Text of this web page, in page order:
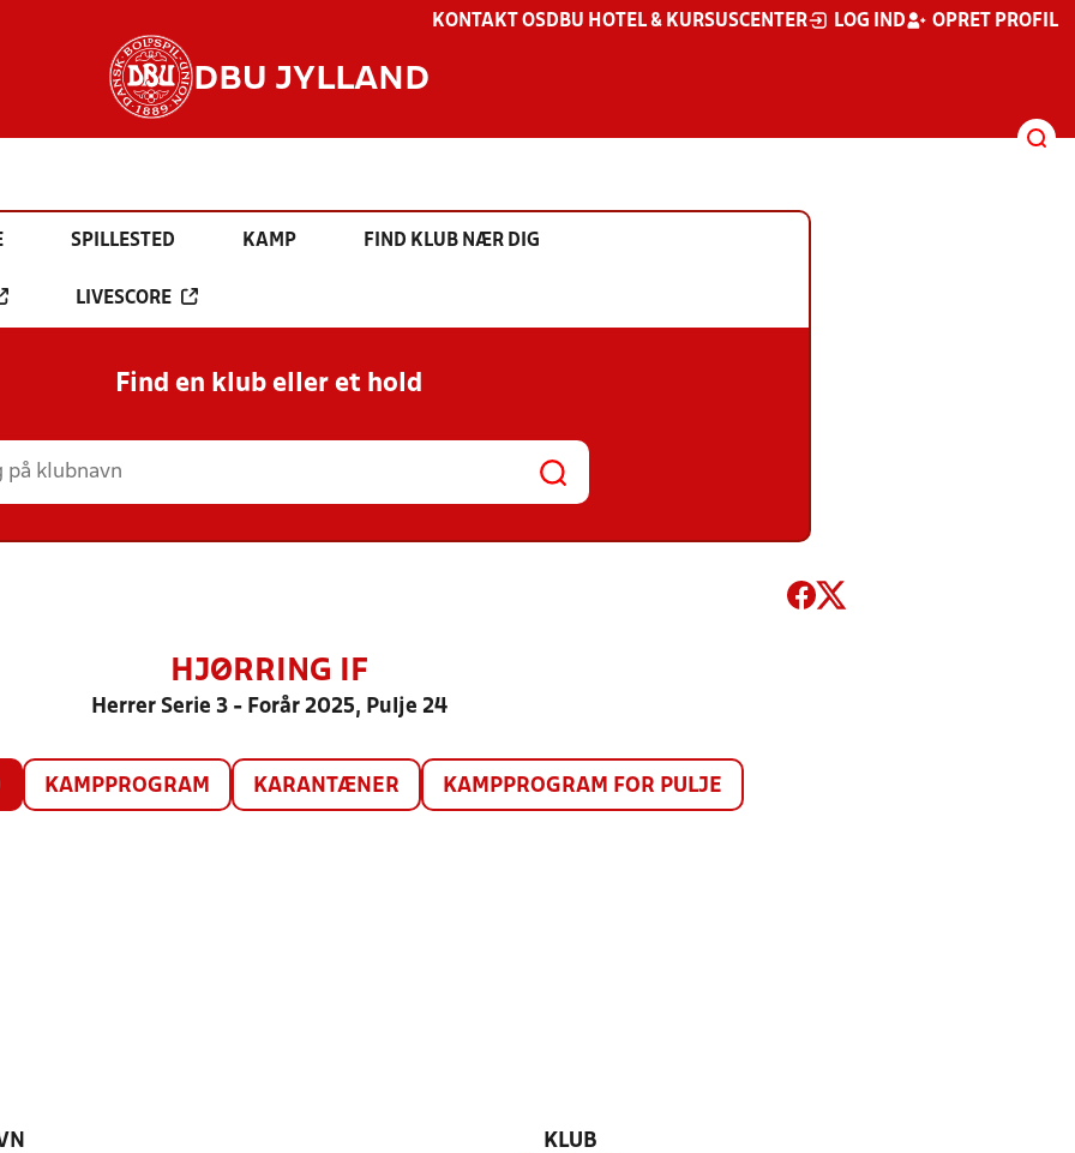
KONTAKT OS DBU HOTEL & KURSUSCENTER LOG IND OPRET PROFIL
DBU JYLLAND
SPILLESTED KAMP FIND KLUB NÆR DIG
LIVESCORE
Find en klub eller et hold
HJØRRING IF
Herrer Serie 3 - Forår 2025, Pulje 24
KAMPPROGRAM KARANTÆNER KAMPPROGRAM FOR PULJE
KLUB